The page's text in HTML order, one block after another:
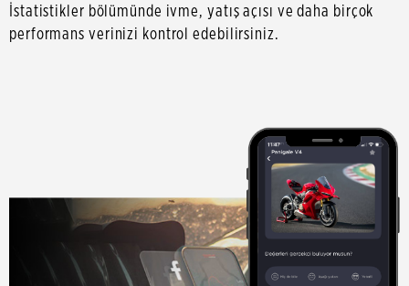
İstatistikler bölümünde ivme, yatış açısı ve daha birçok
performans verinizi kontrol edebilirsiniz.